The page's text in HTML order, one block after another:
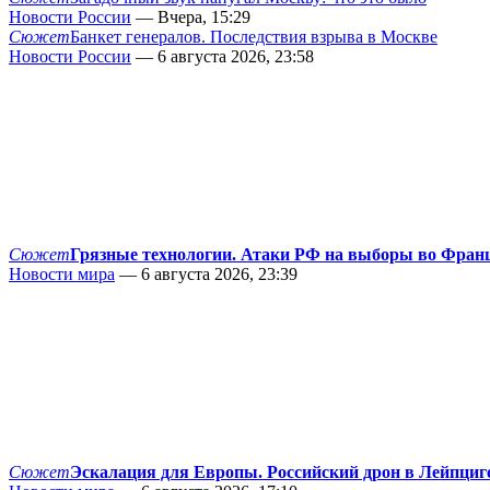
Новости России — Вчера, 15:29
СюжетБанкет генералов. Последствия взрыва в Москве
Новости России — 6 августа 2026, 23:58
СюжетГрязные технологии. Атаки РФ на выборы во
Новости мира — 6 августа 2026, 23:39
СюжетЭскалация для Европы. Российский дрон в